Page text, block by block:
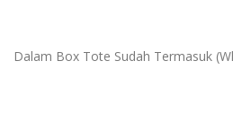
Dalam Box Tote Sudah Termasuk